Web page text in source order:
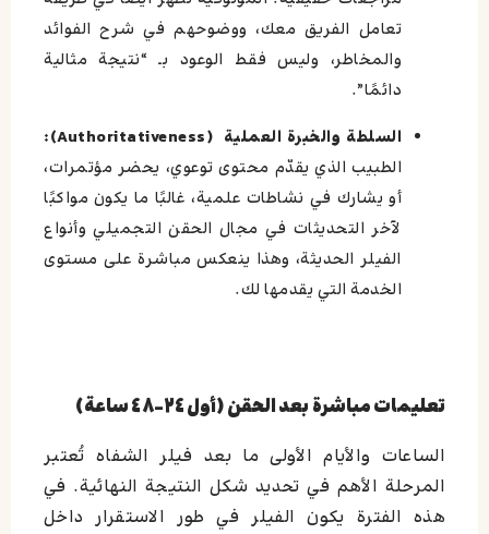
تعامل الفريق معك، ووضوحهم في شرح الفوائد
والمخاطر، وليس فقط الوعود بـ “نتيجة مثالية
دائمًا”.
السلطة والخبرة العملية (Authoritativeness):
الطبيب الذي يقدّم محتوى توعوي، يحضر مؤتمرات،
أو يشارك في نشاطات علمية، غالبًا ما يكون مواكبًا
لآخر التحديثات في مجال الحقن التجميلي وأنواع
الفيلر الحديثة، وهذا ينعكس مباشرة على مستوى
الخدمة التي يقدمها لك.
تعليمات مباشرة بعد الحقن (أول ٢٤–٤٨ ساعة)
الساعات والأيام الأولى ما بعد فيلر الشفاه تُعتبر
المرحلة الأهم في تحديد شكل النتيجة النهائية. في
هذه الفترة يكون الفيلر في طور الاستقرار داخل